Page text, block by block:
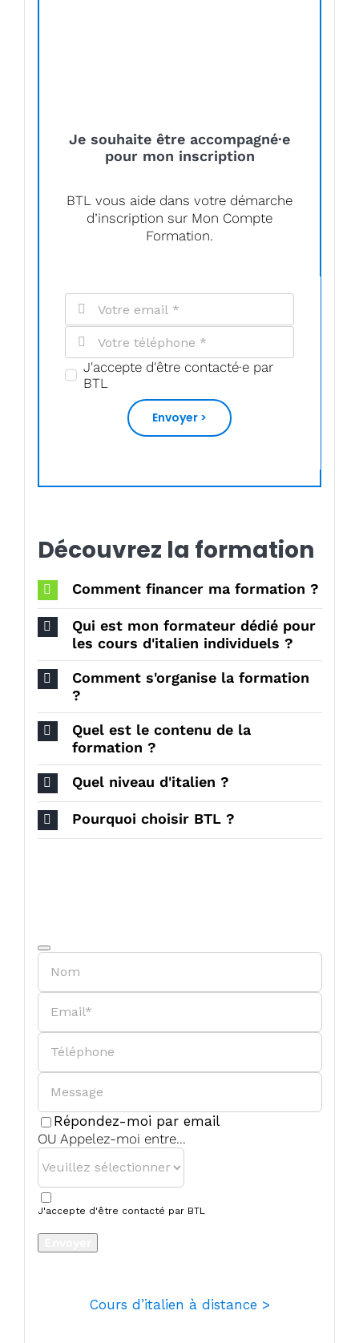
Je souhaite être accompagné·e
pour mon inscription
BTL vous aide dans votre démarche
d’inscription sur Mon Compte
Formation.
J'accepte d'être contacté·e par
BTL
Envoyer >
Découvrez la formation
Comment financer ma formation ?
Qui est mon formateur dédié pour
les cours d'italien individuels ?
Comment s'organise la formation
?
Quel est le contenu de la
formation ?
Quel niveau d'italien ?
Pourquoi choisir BTL ?
Répondez-moi par email
Business
Email
OU Appelez-moi entre...
J'accepte d'être contacté par BTL
Cours d’italien à distance >